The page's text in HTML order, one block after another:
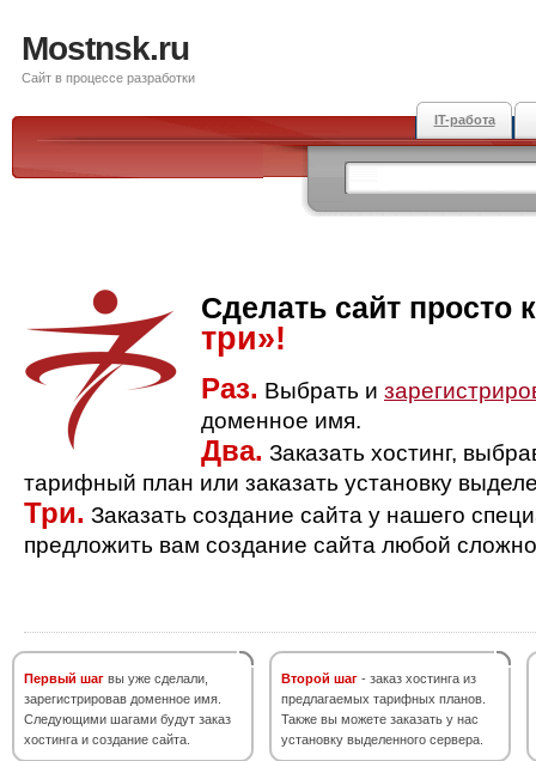
Mostnsk.ru
Сайт в процессе разработки
IT-работа
Сделать сайт просто
три»!
Раз. Выбрать и
доменное имя.
Два. Заказать хостинг,
тарифный план или заказать установку
Три. Заказать создание сайта у нашего
предложить вам создание сайта любой
Первый шаг вы уже сделали,
зарегистрировав доменное имя.
Следующими шагами будут заказ
хостинга и создание сайта.
Второй шаг - заказ хостинга из
предлагаемых тарифных планов.
Также вы можете заказать у нас
установку выделенного сервера.